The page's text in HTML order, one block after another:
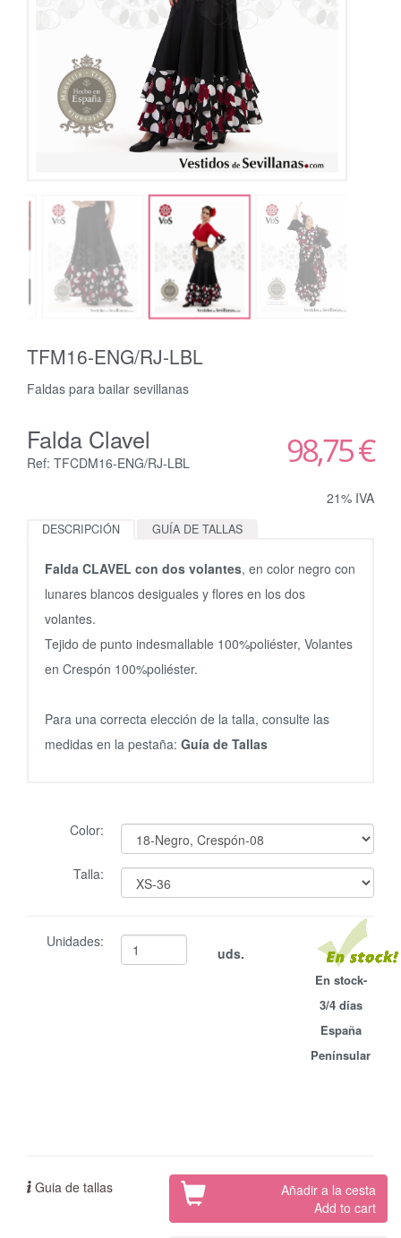
TFM16-ENG/RJ-LBL
Faldas para bailar sevillanas
Falda Clavel
Ref: TFCDM16-ENG/RJ-LBL 98,75 €
21% IVA
DESCRIPCIÓN GUÍA DE TALLAS
Falda CLAVEL con dos volantes, en color negro con
lunares blancos desiguales y flores en los dos
volantes.
Tejido de punto indesmallable 100%poliéster, Volantes
en Crespón 100%poliéster.
Para una correcta elección de la talla, consulte las
medidas en la pestaña: Guía de Tallas
Color:
Talla:
Unidades:
uds.
En stock-
3/4 días
España
Penínsular
Guia de tallas
Añadir a la cesta
Add to cart